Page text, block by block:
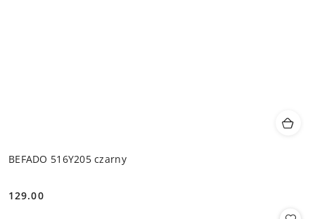
BEFADO 516Y205 czarny
Cena:
129.00